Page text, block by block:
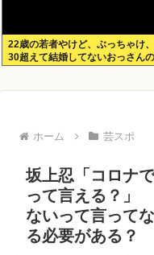
22歳の若者やけど、ぶっちゃけ、
30超えて結婚してないおっさんの
ホーム 芸スポ
坂上忍「コロナ
って言える？」
ないって言って
る必要がある？